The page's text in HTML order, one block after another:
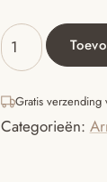
Armband
katsuki
aantalGratis verzending
Categorieën: